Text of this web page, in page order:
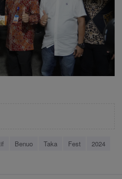
Benuo Taka Fest
2024